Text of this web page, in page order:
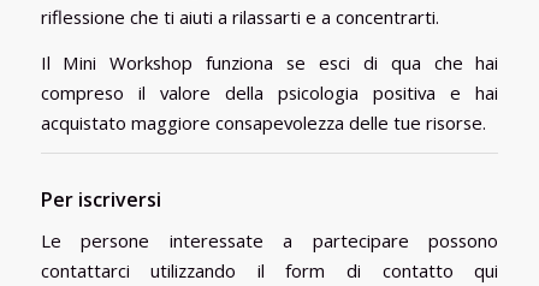
riflessione che ti aiuti a rilassarti e a concentrarti.
Il Mini Workshop funziona se esci di qua che hai
compreso il valore della psicologia positiva e hai
acquistato maggiore consapevolezza delle tue risorse.
Per iscriversi
Le persone interessate a partecipare possono
contattarci utilizzando il form di contatto qui